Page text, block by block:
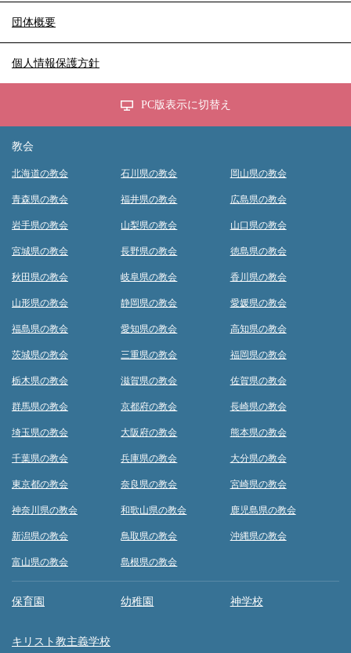
団体概要
個人情報保護方針
PC版表示に切替え
教会
北海道の教会
青森県の教会
岩手県の教会
宮城県の教会
秋田県の教会
山形県の教会
福島県の教会
茨城県の教会
栃木県の教会
群馬県の教会
埼玉県の教会
千葉県の教会
東京都の教会
神奈川県の教会
新潟県の教会
富山県の教会
石川県の教会
福井県の教会
山梨県の教会
長野県の教会
岐阜県の教会
静岡県の教会
愛知県の教会
三重県の教会
滋賀県の教会
京都府の教会
大阪府の教会
兵庫県の教会
奈良県の教会
和歌山県の教会
鳥取県の教会
島根県の教会
岡山県の教会
広島県の教会
山口県の教会
徳島県の教会
香川県の教会
愛媛県の教会
高知県の教会
福岡県の教会
佐賀県の教会
長崎県の教会
熊本県の教会
大分県の教会
宮崎県の教会
鹿児島県の教会
沖縄県の教会
保育園 幼稚園 神学校
キリスト教主義学校